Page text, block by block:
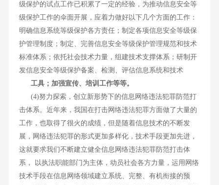
级保护的试点工作已积累了一定的经验，为推动信息安全等
级保护工作的伞面开展，应着力做好以下几个方面的工作：
明确信息系统等级保护各方责任；制定各项信息安全等级保
护管理制度；制定、完善信息安全等级保护管理规范和技术
标准体系；依托社会技术力量，组建技术支撑体系；研制开
发信息安全等级保护备案、检测、评估信息系统和技术
工具；加强宣传、培训工作等等。
(4)努力探索，创立新形势下的信息网络违法犯罪防范打
击体系。近年来，我国在打击网络违法犯罪方面做了大量的
工作，也取得了很火的成绩，但是随着信息技术的不断发
展，网络违法犯罪的形式更加多样化，技术手段更加先进，
这就要求我们不断建立健全信息网络违法犯罪防范打击体
系， 以执法职能部门为主体，动员社会各方力量，运用网络
技术手段在信息网络领域建立系统、完整、有机衔接的预